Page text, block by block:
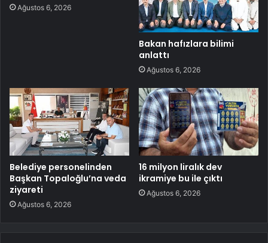
Ağustos 6, 2026
Bakan hafızlara bilimi
anlattı
Ağustos 6, 2026
Belediye personelinden
Başkan Topaloğlu’na veda
ziyareti
Ağustos 6, 2026
16 milyon liralık dev
ikramiye bu ile çıktı
Ağustos 6, 2026